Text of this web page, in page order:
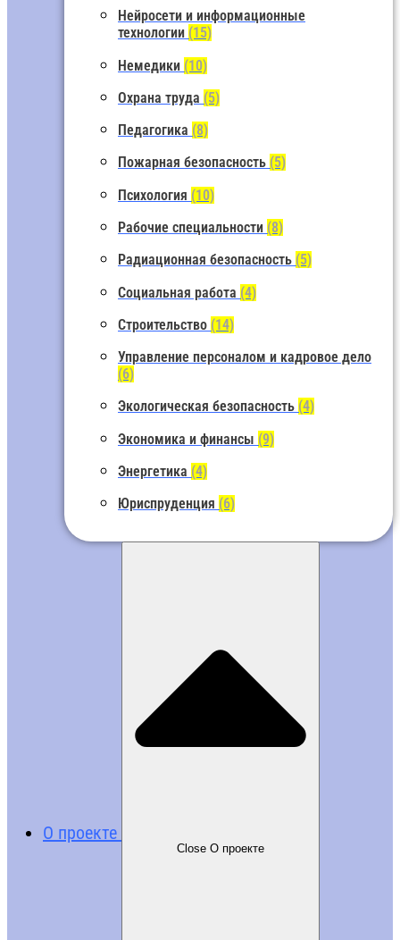
Нейросети и информационные
технологии (15)
Немедики (10)
Охрана труда (5)
Педагогика (8)
Пожарная безопасность (5)
Психология (10)
Рабочие специальности (8)
Радиационная безопасность (5)
Социальная работа (4)
Строительство (14)
Управление персоналом и кадровое дело
(6)
Экологическая безопасность (4)
Экономика и финансы (9)
Энергетика (4)
Юриспруденция (6)
О проекте
Close О проекте